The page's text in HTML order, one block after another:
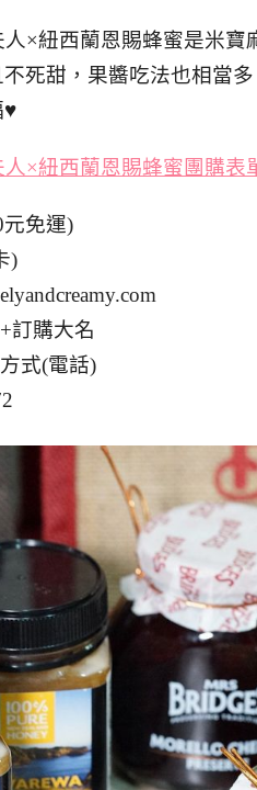
×紐西蘭恩賜蜂蜜是米
死甜，果醬吃法也相當
♥
×紐西蘭恩賜蜂蜜團購表
元免運)
)
訂購大名
式(電話)